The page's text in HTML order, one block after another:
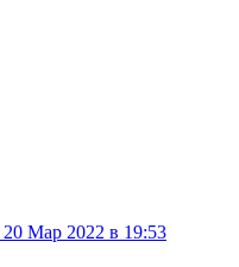
20 Мар 2022 в 19:53